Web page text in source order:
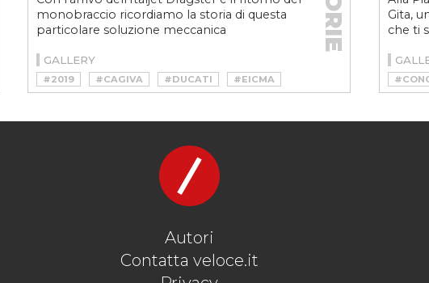
monobraccio ricordiamo la storia di questa
particolare soluzione meccanica
GALLERY
#2019 #CAGIVA #DUCATI
#EICMA
#GILERA
#HONDA ELF
#ITALJET
Gita,
che ti
Autori
Contatta veloce.it